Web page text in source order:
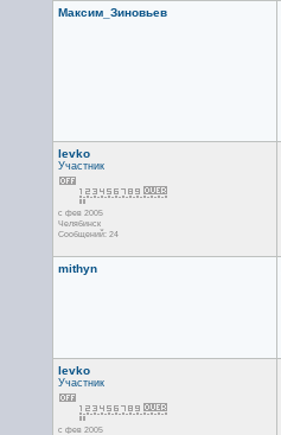
Максим_Зиновьев
levko
Участник
с фев 2005
Челябинск
Сообщений: 24
mithyn
levko
Участник
с фев 2005